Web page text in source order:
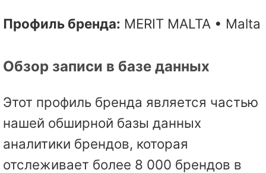
Профиль бренда: MERIT MALTA • Malta
Обзор записи в базе данных
Этот профиль бренда является частью
нашей обширной базы данных
аналитики брендов, которая
отслеживает более 8 000 брендов в